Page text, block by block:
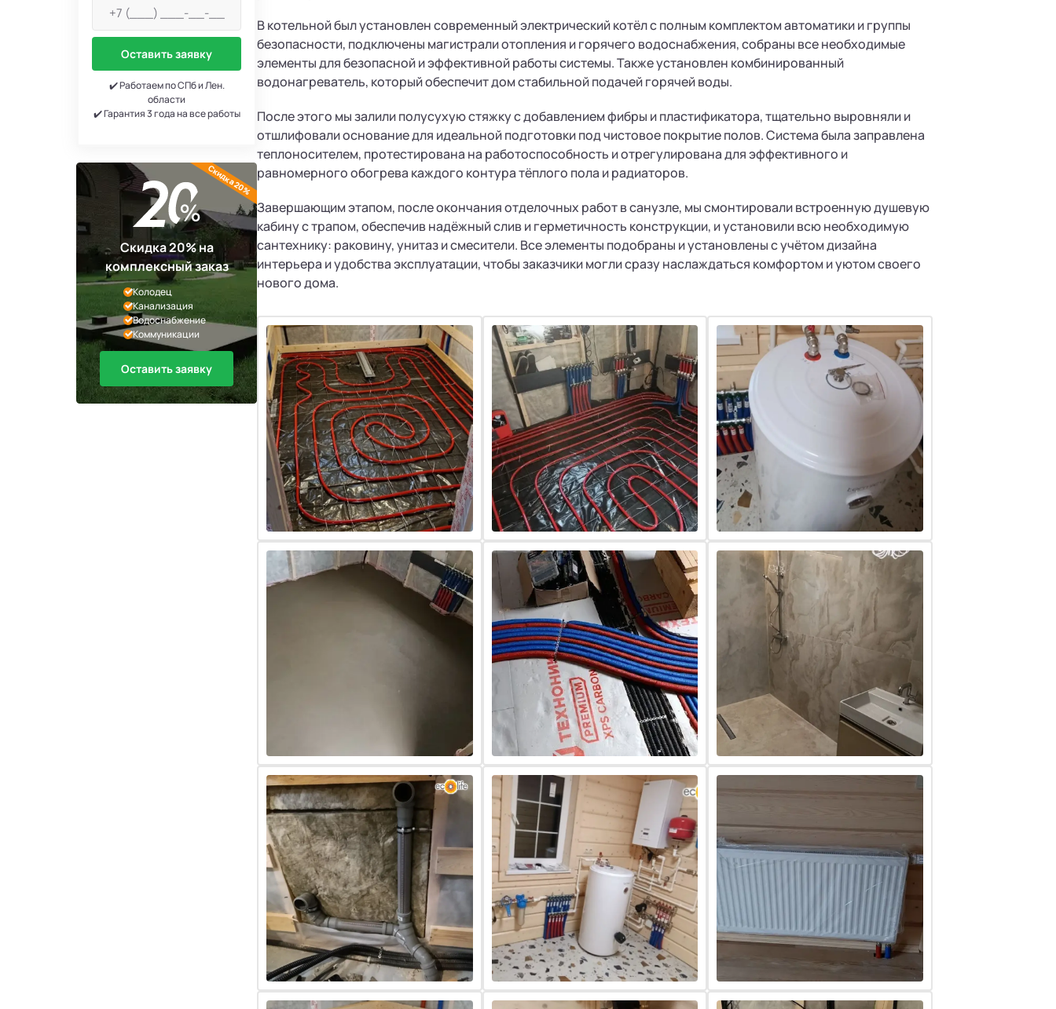
Оставить заявку
✔️ Работаем по СПб и Лен.
области
✔️ Гарантия 3 года на все работы
Скидка 20% на
комплексный заказ
Колодец
Канализация
Водоснабжение
Коммуникации
Оставить заявку
Скидка 20%
В котельной был установлен современный электрический котёл с полным комплектом автоматики и группы
безопасности, подключены магистрали отопления и горячего водоснабжения, собраны все необходимые
элементы для безопасной и эффективной работы системы. Также установлен комбинированный
водонагреватель, который обеспечит дом стабильной подачей горячей воды.
После этого мы залили полусухую стяжку с добавлением фибры и пластификатора, тщательно выровняли и
отшлифовали основание для идеальной подготовки под чистовое покрытие полов. Система была заправлена
теплоносителем, протестирована на работоспособность и отрегулирована для эффективного и
равномерного обогрева каждого контура тёплого пола и радиаторов.
Завершающим этапом, после окончания отделочных работ в санузле, мы смонтировали встроенную душевую
кабину с трапом, обеспечив надёжный слив и герметичность конструкции, и установили всю необходимую
сантехнику: раковину, унитаз и смесители. Все элементы подобраны и установлены с учётом дизайна
интерьера и удобства эксплуатации, чтобы заказчики могли сразу наслаждаться комфортом и уютом своего
нового дома.